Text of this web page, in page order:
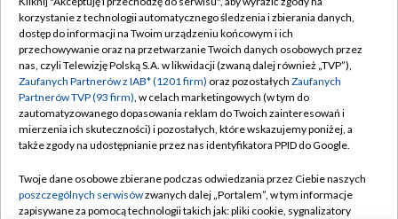
TVP
Abonament TVP
Emisja w TVP
Centrum informacji TVP
Naziemna Telewizja Cyfrowa
Rada Programowa
Regulamin TVP
Polityka prywatności
Moje zgody
Pomoc
Kontakt
korzystanie z technologii automatycznego śledzenia i zbierania danych,
dostęp do informacji na Twoim urządzeniu końcowym i ich
przechowywanie oraz na przetwarzanie Twoich danych osobowych przez
nas, czyli Telewizję Polską S.A. w likwidacji (zwaną dalej również „TVP”),
Zaufanych Partnerów z IAB* (1201 firm) oraz pozostałych Zaufanych
Partnerów TVP (93 firm), w celach marketingowych (w tym do
zautomatyzowanego dopasowania reklam do Twoich zainteresowań i
mierzenia ich skuteczności) i pozostałych, które wskazujemy poniżej, a
także zgody na udostępnianie przez nas identyfikatora PPID do Google.
Twoje dane osobowe zbierane podczas odwiedzania przez Ciebie naszych
poszczególnych serwisówzwanych dalej „Portalem”, w tym informacje
zapisywane za pomocą technologii takich jak: pliki cookie, sygnalizatory